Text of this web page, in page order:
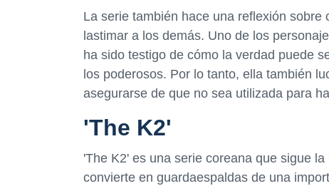
La serie también hace una reflexión
lastimar a los demás. Uno de los
ha sido testigo de cómo la verdad puede
los poderosos. Por lo tanto, ella también
asegurarse de que no sea utilizada para
'The K2'
'The K2' es una serie coreana que sigue
convierte en guardaespaldas de una